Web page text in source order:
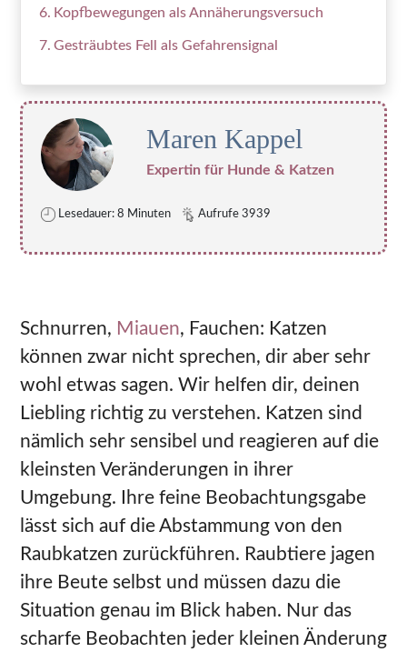
Kopfbewegungen als Annäherungsversuch
Gesträubtes Fell als Gefahrensignal
Maren Kappel
Expertin für Hunde & Katzen
Lesedauer: 8 Minuten Aufrufe 3939
Schnurren, Miauen, Fauchen: Katzen
können zwar nicht sprechen, dir aber sehr
wohl etwas sagen. Wir helfen dir, deinen
Liebling richtig zu verstehen. Katzen sind
nämlich sehr sensibel und reagieren auf die
kleinsten Veränderungen in ihrer
Umgebung. Ihre feine Beobachtungsgabe
lässt sich auf die Abstammung von den
Raubkatzen zurückführen. Raubtiere jagen
ihre Beute selbst und müssen dazu die
Situation genau im Blick haben. Nur das
scharfe Beobachten jeder kleinen Änderung